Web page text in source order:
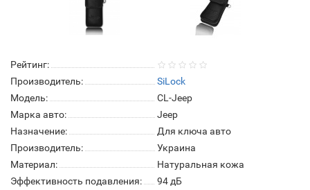
Рейтинг:
Производитель:
SiLock
Модель:
CL-Jeep
Марка авто:
Jeep
Назначение:
Для ключа авто
Производитель:
Украина
Материал:
Натуральная кожа
Эффективность подавления:
94 дБ